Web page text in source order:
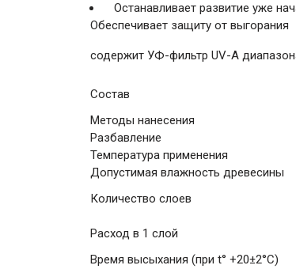
Останавливает развитие уже
Обеспечивает защиту от выгорания
содержит УФ-фильтр UV-A
Состав
Методы нанесения
Разбавление
Температура применения
Допустимая влажность древесины
Количество слоев
Расход в 1 слой
Время высыхания (при t° +20±2°C)